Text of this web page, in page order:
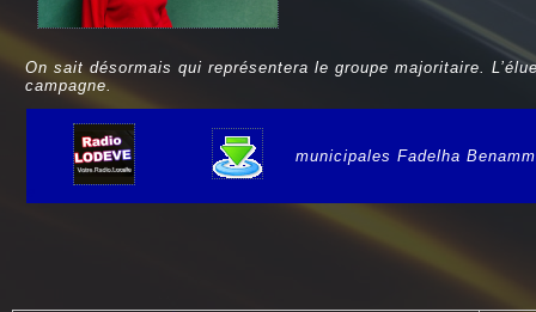
On sait désormais qui représentera le groupe majoritaire.
campagne.
municipales Fadelha